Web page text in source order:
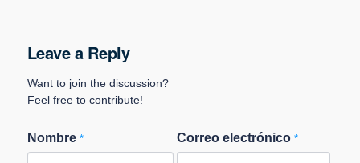
Leave a Reply
Want to join the discussion?
Feel free to contribute!
Nombre * Correo electrónico*